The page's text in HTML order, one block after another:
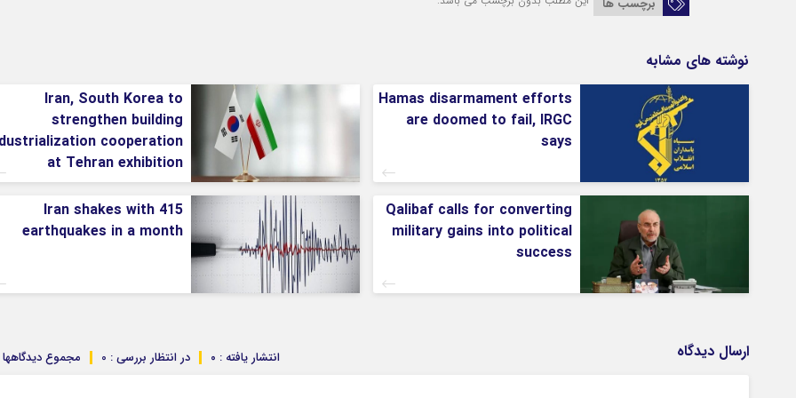
برچسب ها
نوشته های مشابه
Hamas disarmament efforts
are doomed to fail, IRGC
says
Iran, South Korea to
strengthen building
cooperation
at Tehran exhibition
Qalibaf calls for converting
military gains into political
success
Iran shakes with 415
earthquakes in a month
ارسال دیدگاه مجموع دیدگاهها در انتظار بررسی : 0 انتشار یافته : ۰